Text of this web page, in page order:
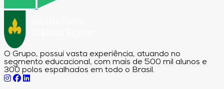
O Grupo, possui vasta experiência, atuando no
segmento educacional, com mais de 500 mil alunos e
300 polos espalhados em todo o Brasil.